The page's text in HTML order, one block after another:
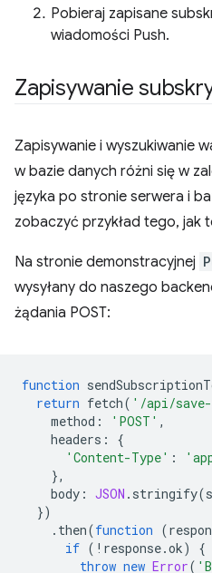
Pobieraj zapisane
wiadomości Push.
Zapisywanie
Zapisywanie i wyszukiwanie
w bazie danych różni się w
języka po stronie serwera i
zobaczyć przykład tego, jak
Na stronie demonstracyjnej
wysyłany do naszego
żądania POST:
function
return fetch( '/api/
method : 'POST' ,
headers :
{
'Content-Type' :
},
body : JSON . stringify(
})
. then(function (
if ( ! response.ok)
{
throw new Error(